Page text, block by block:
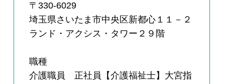
〒330-6029
埼玉県さいたま市中央区新都心１１－２
ランド・アクシス・タワー２９階
職種
介護職員 正社員【介護福祉士】大宮指